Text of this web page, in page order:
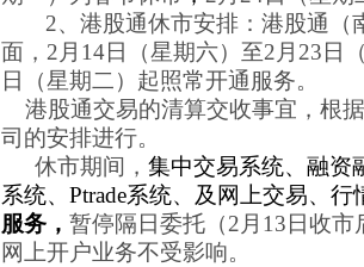
2、港股通休市安排：港股通（
面， 2月14日（星期六）至2月23日
日（星期二）起照常开通服务。
港股通交易的清算交收事宜，根
司的安排进行。
休市期间， 集中交易系统、融资
系统、Ptrade系统、及网上交易、
服务， 暂停隔日委托（2月13日收市
网上开户业务不受影响。